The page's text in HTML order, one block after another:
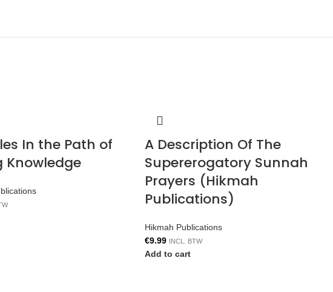
In the Path of
Knowledge
A Description Of The
Supererogatory Sunnah
Prayers (Hikmah
Publications)
Hikmah Publications
€9.99 INCL. BTW
Add to cart